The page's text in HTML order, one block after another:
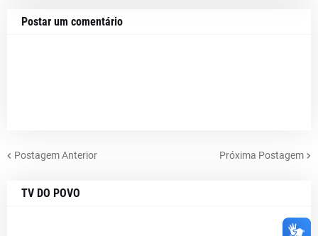
Postar um comentário
Postagem Anterior Próxima Postagem
TV DO POVO